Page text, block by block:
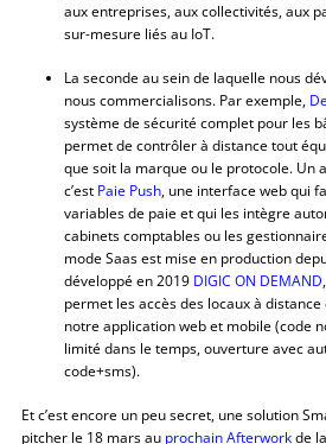
aux entreprises, aux collectivités, aux
sur-mesure liés au IoT.
La seconde au sein de laquelle nous
nous commercialisons. Par exemple,
système de sécurité complet pour les
permet de contrôler à distance tout
que soit la marque ou le protocole. Un
c’est Paie Push, une interface web qui
variables de paie et qui les intègre
cabinets comptables ou les
mode Saas est mise en production
développé en 2019 DIGIC ON DEMAND
permet les accès des locaux à
notre application web et mobile (code
limité dans le temps, ouverture avec
code+sms).
Et c’est encore un peu secret, une solution
pitcher le 18 mars au prochain Afterworkde